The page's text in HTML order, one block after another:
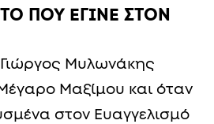
ΠΟΥ ΕΓΙΝΕ ΣΤΟΝ
Μυλωνάκης
Μαξίμου και όταν
στον Ευαγγελισμό